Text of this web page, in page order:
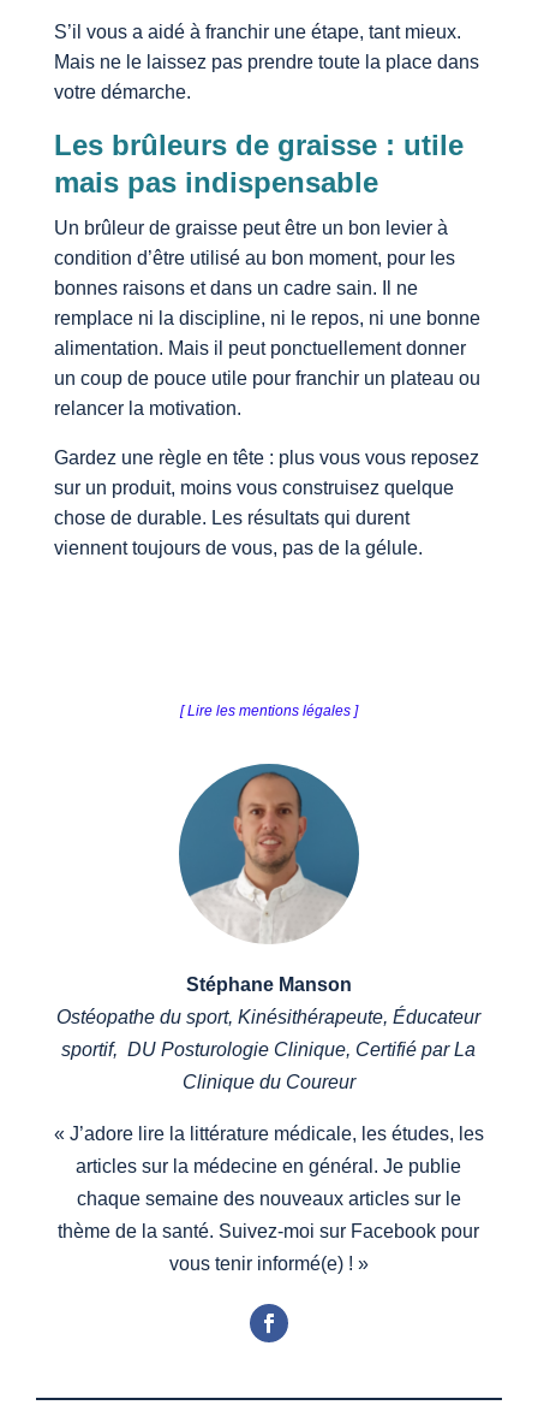
S’il vous a aidé à franchir une étape, tant mieux.
Mais ne le laissez pas prendre toute la place dans
votre démarche.
Les brûleurs de graisse : utile
mais pas indispensable
Un brûleur de graisse peut être un bon levier à
condition d’être utilisé au bon moment, pour les
bonnes raisons et dans un cadre sain. Il ne
remplace ni la discipline, ni le repos, ni une bonne
alimentation. Mais il peut ponctuellement donner
un coup de pouce utile pour franchir un plateau ou
relancer la motivation.
Gardez une règle en tête : plus vous vous reposez
sur un produit, moins vous construisez quelque
chose de durable. Les résultats qui durent
viennent toujours de vous, pas de la gélule.
[ Lire les mentions légales ]
Stéphane Manson
Ostéopathe du sport, Kinésithérapeute, Éducateur
sportif, DU Posturologie Clinique, Certifié par La
Clinique du Coureur
« J’adore lire la littérature médicale, les études, les
articles sur la médecine en général. Je publie
chaque semaine des nouveaux articles sur le
thème de la santé. Suivez-moi sur Facebook pour
vous tenir informé(e) ! »